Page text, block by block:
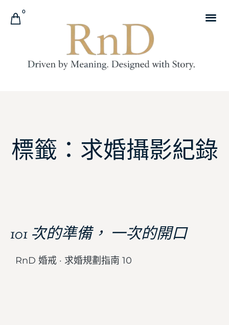
0
標籤：求婚攝影紀錄
101 次的準備， 一次的開口
RnD 婚戒 · 求婚規劃指南 10